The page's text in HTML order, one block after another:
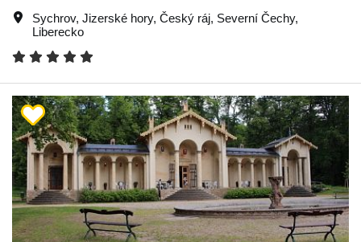
Sychrov, Jizerské hory, Český ráj, Severní Čechy,
Liberecko